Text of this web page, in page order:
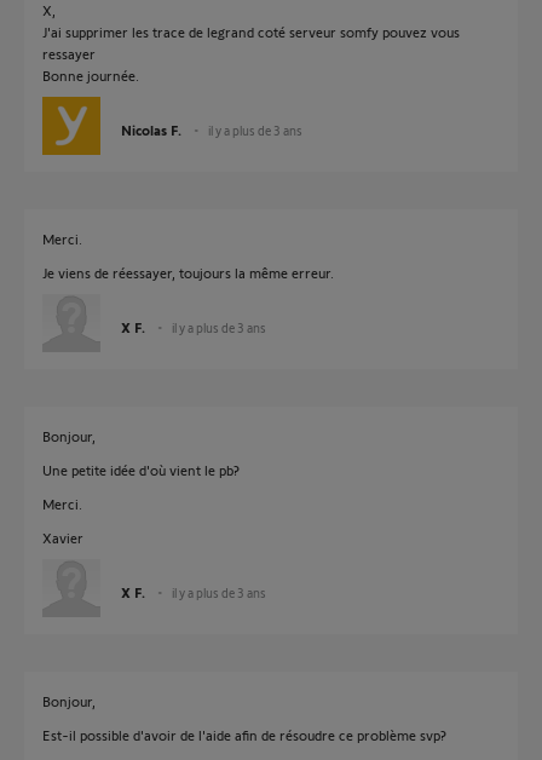
X,
J'ai supprimer les trace de legrand coté serveur somfy pouvez vous
ressayer
Bonne journée.
Nicolas F. il y a plus de 3 ans
Merci.
Je viens de réessayer, toujours la même erreur.
X F. il y a plus de 3 ans
Bonjour,
Une petite idée d'où vient le pb?
Merci.
Xavier
X F. il y a plus de 3 ans
Bonjour,
Est-il possible d'avoir de l'aide afin de résoudre ce problème svp?